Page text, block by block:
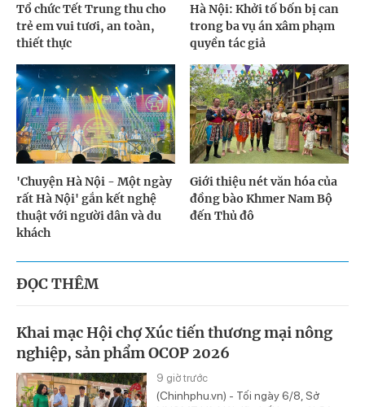
Tổ chức Tết Trung thu cho
trẻ em vui tươi, an toàn,
thiết thực
Hà Nội: Khởi tố bốn bị can
trong ba vụ án xâm phạm
quyền tác giả
'Chuyện Hà Nội - Một ngày
rất Hà Nội' gắn kết nghệ
thuật với người dân và du
khách
Giới thiệu nét văn hóa của
đồng bào Khmer Nam Bộ
đến Thủ đô
ĐỌC THÊM
Khai mạc Hội chợ Xúc tiến thương mại nông
nghiệp, sản phẩm OCOP 2026
9 giờ trước
(Chinhphu.vn) - Tối ngày 6/8, Sở